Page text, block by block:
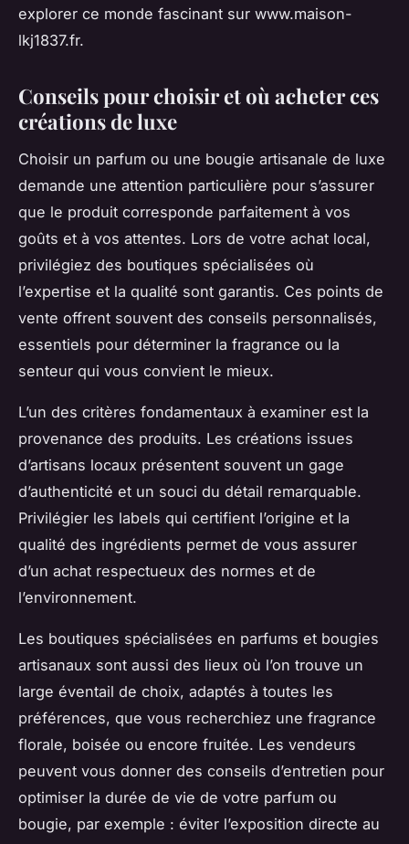
explorer ce monde fascinant sur www.maison-
lkj1837.fr.
Conseils pour choisir et où acheter ces
créations de luxe
Choisir un parfum ou une bougie artisanale de luxe
demande une attention particulière pour s’assurer
que le produit corresponde parfaitement à vos
goûts et à vos attentes. Lors de votre achat local,
privilégiez des boutiques spécialisées où
l’expertise et la qualité sont garantis. Ces points de
vente offrent souvent des conseils personnalisés,
essentiels pour déterminer la fragrance ou la
senteur qui vous convient le mieux.
L’un des critères fondamentaux à examiner est la
provenance des produits. Les créations issues
d’artisans locaux présentent souvent un gage
d’authenticité et un souci du détail remarquable.
Privilégier les labels qui certifient l’origine et la
qualité des ingrédients permet de vous assurer
d’un achat respectueux des normes et de
l’environnement.
Les boutiques spécialisées en parfums et bougies
artisanaux sont aussi des lieux où l’on trouve un
large éventail de choix, adaptés à toutes les
préférences, que vous recherchiez une fragrance
florale, boisée ou encore fruitée. Les vendeurs
peuvent vous donner des conseils d’entretien pour
optimiser la durée de vie de votre parfum ou
bougie, par exemple : éviter l’exposition directe au